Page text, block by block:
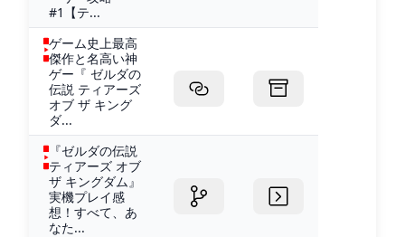
#1【テ...
ゲーム史上最高
傑作と名高い神
ゲー『 ゼルダの
伝説 ティアーズ
オブ ザ キング
ダ...
『ゼルダの伝説
ティアーズ オブ
ザ キングダム』
実機プレイ感
想！すべて、あ
なた...